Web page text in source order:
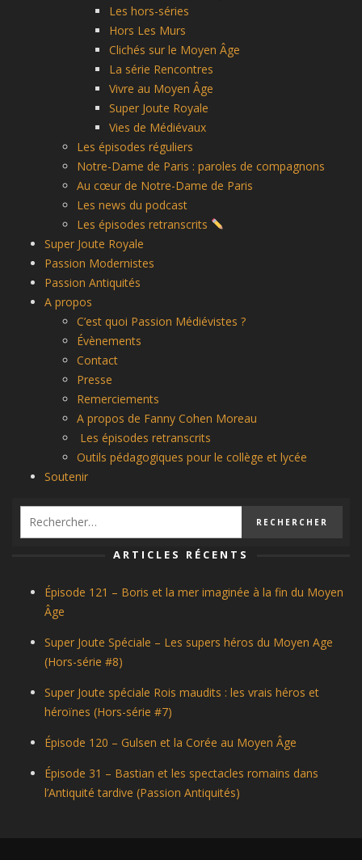
Les hors-séries
Hors Les Murs
Clichés sur le Moyen Âge
La série Rencontres
Vivre au Moyen Âge
Super Joute Royale
Vies de Médiévaux
Les épisodes réguliers
Notre-Dame de Paris : paroles de compagnons
Au cœur de Notre-Dame de Paris
Les news du podcast
Les épisodes retranscrits
Super Joute Royale
Passion Modernistes
Passion Antiquités
A propos
C’est quoi Passion Médiévistes ?
Évènements
Contact
Presse
Remerciements
A propos de Fanny Cohen Moreau
Les épisodes retranscrits
Outils pédagogiques pour le collège et lycée
Soutenir
ARTICLES RÉCENTS
Épisode 121 – Boris et la mer imaginée à la fin du Moyen
Âge
Super Joute Spéciale – Les supers héros du Moyen Age
(Hors-série #8)
Super Joute spéciale Rois maudits : les vrais héros et
héroïnes (Hors-série #7)
Épisode 120 – Gulsen et la Corée au Moyen Âge
Épisode 31 – Bastian et les spectacles romains dans
l’Antiquité tardive (Passion Antiquités)